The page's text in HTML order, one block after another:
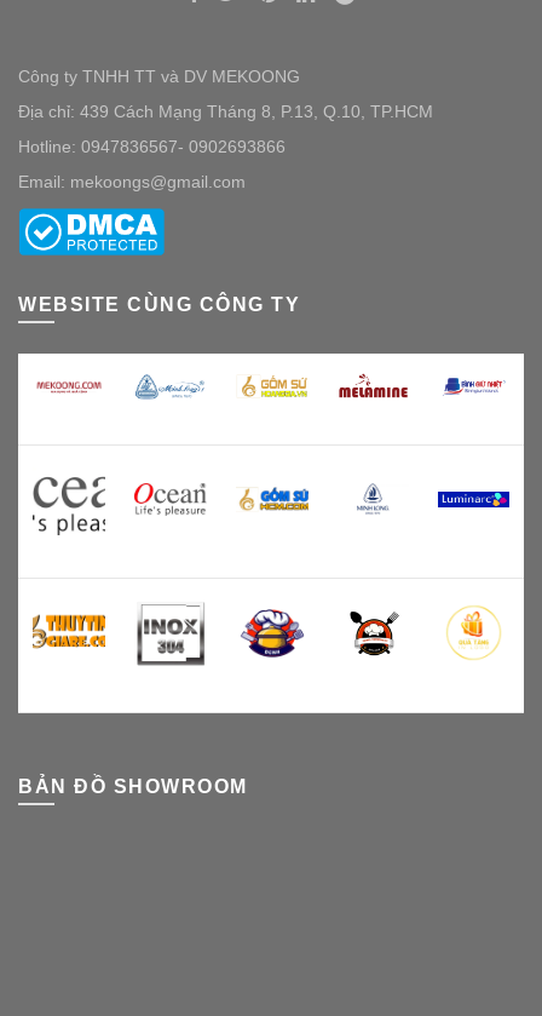
Công ty TNHH TT và DV MEKOONG
Địa chỉ: 439 Cách Mạng Tháng 8, P.13, Q.10, TP.HCM
Hotline: 0947836567- 0902693866
Email: mekoongs@gmail.com
WEBSITE CÙNG CÔNG TY
BẢN ĐỒ SHOWROOM